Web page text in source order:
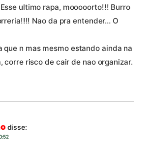
ultimo rapa, mooooorto!!! Burro
Nao da pra entender… O
que n mas mesmo estando ainda na
corre risco de cair de nao organizar.
disse: